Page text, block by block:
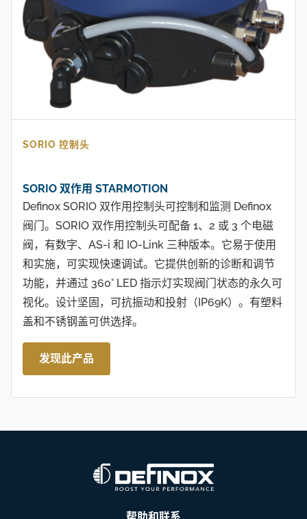
SORIO 控制头
SORIO 双作用 STARMOTION
Definox SORIO 双作用控制头可控制和监测 Definox
阀门。SORIO 双作用控制头可配备 1、2 或 3 个电磁
阀，有数字、AS-i 和 IO-Link 三种版本。它易于使用
和实施，可实现快速调试。它提供创新的诊断和调节
功能，并通过 360° LED 指示灯实现阀门状态的永久可
视化。设计坚固，可抗振动和投射（IP69K）。有塑料
盖和不锈钢盖可供选择。
发现此产品